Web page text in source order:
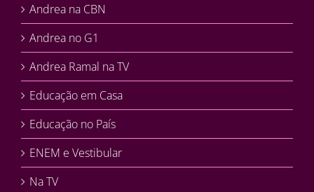
Andrea na CBN
Andrea no G1
Andrea Ramal na TV
Educação em Casa
Educação no País
ENEM e Vestibular
Na TV